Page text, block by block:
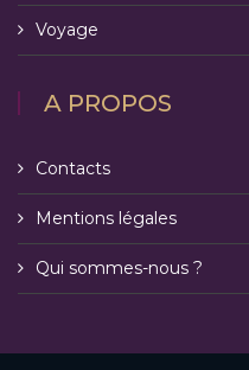
Voyage
A PROPOS
Contacts
Mentions légales
Qui sommes-nous ?